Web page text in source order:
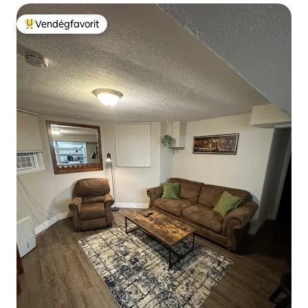
Kiemelt vendégfavorit
Vendégfavorit